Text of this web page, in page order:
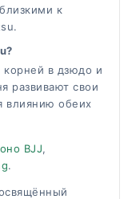
к
корней в дзюдо и
развивают свои
влиянию обеих
BJJ,
.